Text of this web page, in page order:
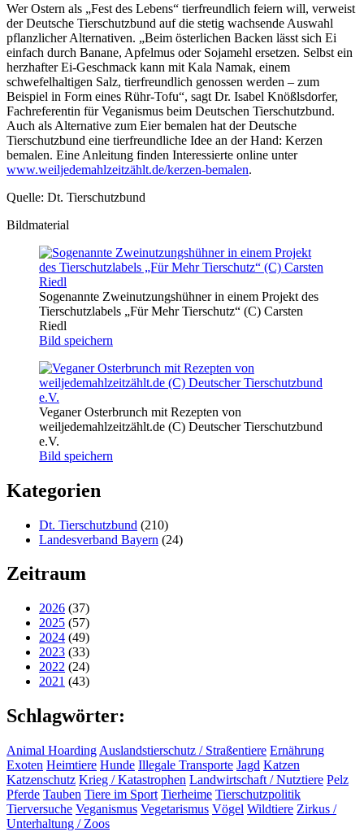
Wer Ostern als „Fest des Lebens“ tierfreundlich feiern will, verweist
der Deutsche Tierschutzbund auf die stetig wachsende Auswahl
pflanzlicher Alternativen. „Beim österlichen Backen lässt sich Ei
einfach durch Banane, Apfelmus oder Sojamehl ersetzen. Selbst ein
herzhafter Ei-Geschmack kann mit Kala Namak, einem
schwefelhaltigen Salz, tierfreundlich genossen werden – zum
Beispiel in Form eines Rühr-Tofu“, sagt Dr. Isabel Knößlsdorfer,
Fachreferentin für Veganismus beim Deutschen Tierschutzbund.
Auch als Alternative zum Eier bemalen hat der Deutsche
Tierschutzbund eine tierfreundliche Idee an der Hand: Kerzen
bemalen. Eine Anleitung finden Interessierte online unter
www.weiljedemahlzeitzählt.de/kerzen-bemalen.
Quelle: Dt. Tierschutzbund
Bildmaterial
Sogenannte Zweinutzungshühner in einem Projekt des
Tierschutzlabels „Für Mehr Tierschutz“ (C) Carsten
Riedl
Bild speichern
Veganer Osterbrunch mit Rezepten von
weiljedemahlzeitzählt.de (C) Deutscher Tierschutzbund
e.V.
Bild speichern
Kategorien
Dt. Tierschutzbund (210)
Landesverband Bayern (24)
Zeitraum
2026 (37)
2025 (57)
2024 (49)
2023 (33)
2022 (24)
2021 (43)
Schlagwörter:
Animal Hoarding Auslandstierschutz / Straßentiere Ernährung
Exoten Heimtiere Hunde Illegale Transporte Jagd Katzen
Katzenschutz Krieg / Katastrophen Landwirtschaft / Nutztiere Pelz
Pferde Tauben Tiere im Sport Tierheime Tierschutzpolitik
Tierversuche Veganismus Vegetarismus Vögel Wildtiere Zirkus /
Unterhaltung / Zoos